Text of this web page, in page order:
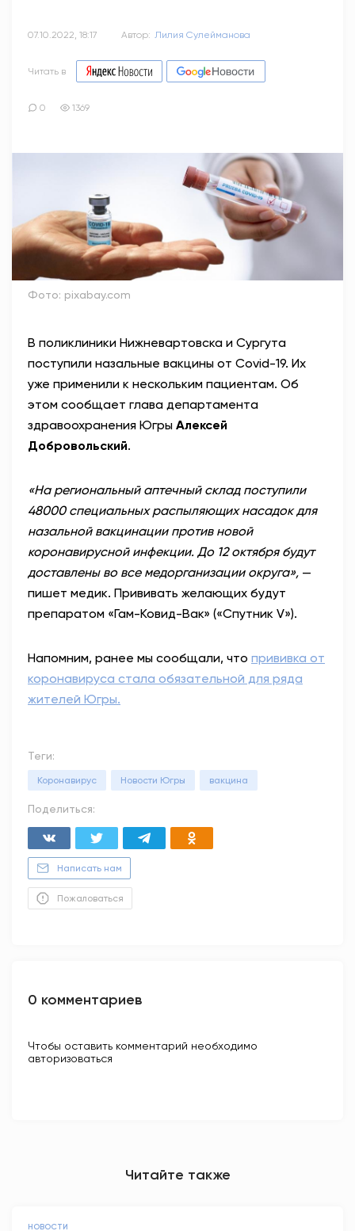
07.10.2022, 18:17 Автор: Лилия Сулейманова
Читать в
0 1369
Фото: pixabay.com
В поликлиники Нижневартовска и Сургута
поступили назальные вакцины от Covid-19. Их
уже применили к нескольким пациентам. Об
этом сообщает глава департамента
здравоохранения Югры Алексей
Добровольский.
«На региональный аптечный склад поступили
48000 специальных распыляющих насадок для
назальной вакцинации против новой
коронавирусной инфекции. До 12 октября будут
доставлены во все медорганизации округа», —
пишет медик. Прививать желающих будут
препаратом «Гам-Ковид-Вак» («Спутник V»).
Напомним, ранее мы сообщали, что прививка от
коронавируса стала обязательной для ряда
жителей Югры.
Теги:
Коронавирус Новости Югры вакцина
Поделиться:
Написать нам
Пожаловаться
0 комментариев
Чтобы оставить комментарий необходимо
авторизоваться
Читайте также
НОВОСТИ